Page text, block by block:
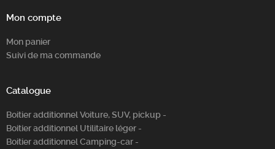
Mon compte
Mon panier
Suivi de ma commande
Catalogue
Boitier additionnel Voiture, SUV, pickup -
Boitier additionnel Utilitaire léger -
Boitier additionnel Camping-car -